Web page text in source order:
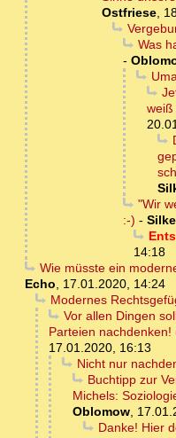
Ostfriese,
Was
-
weiß
"Wir
:-) - Silke
14:18
Wie müsste ein
Echo, 17.01.2020, 14:24
Modernes
Vor allen Dingen
Parteien nachdenken!
17.01.2020, 16:13
Nicht nur
Buchtipp zur
Michels:
Oblomow,
Danke! Hier